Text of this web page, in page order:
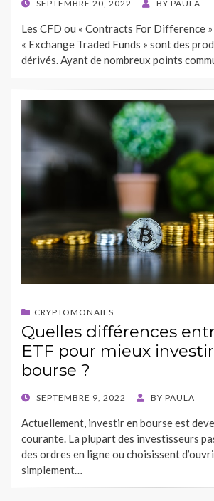
POSTED
SEPTEMBRE 20, 2022 BY PAULA
Les CFD ou « Contracts For Difference
« Exchange Traded Funds » sont des
dérivés. Ayant de nombreux points
CRYPTOMONAIES
Quelles différences
ETF pour mieux
bourse ?
POSTED
SEPTEMBRE 9, 2022 BY PAULA
Actuellement, investir en bourse est
courante. La plupart des investisseurs
des ordres en ligne ou choisissent
simplement…